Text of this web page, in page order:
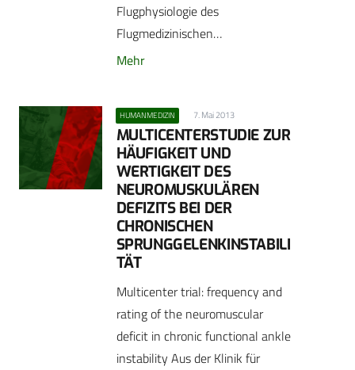
Flugphysiologie des
Flugmedizinischen…
Mehr
HUMANMEDIZIN 7. Mai 2013
MULTICENTERSTUDIE ZUR
HÄUFIGKEIT UND
WERTIGKEIT DES
NEUROMUSKULÄREN
DEFIZITS BEI DER
CHRONISCHEN
SPRUNGGELENKINSTABILI
TÄT
Multicenter trial: frequency and
rating of the neuromuscular
deficit in chronic functional ankle
instability Aus der Klinik für